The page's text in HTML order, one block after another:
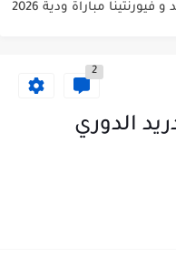
فيورنتينا مباراة ودية 2026
مباراة ودية 2026
مباراة ودية 2026
2
الدوري